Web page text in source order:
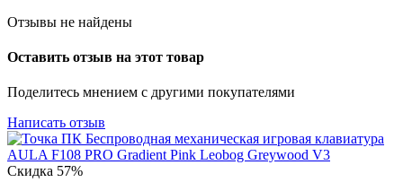
Отзывы не найдены
Оставить отзыв на этот товар
Поделитесь мнением с другими покупателями
Написать отзыв
Скидка 57%